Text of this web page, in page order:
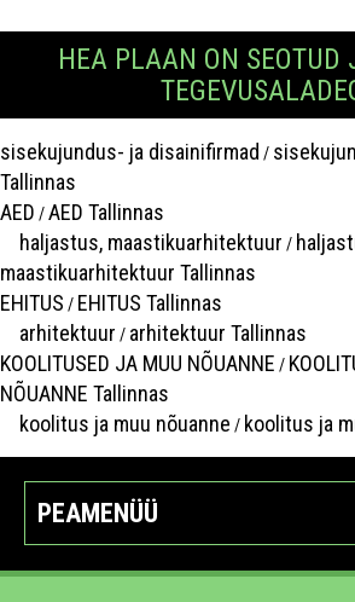
HEA PLAAN ON SEOTUD
sisekujundus- ja disainifirmad /
Tallinnas
AED /AED Tallinnas
haljastus, maastikuarhitektuur /
maastikuarhitektuur Tallinnas
EHITUS / EHITUS Tallinnas
arhitektuur / arhitektuur Tallinnas
KOOLITUSED JA MUU NÕUANNE /
NÕUANNE Tallinnas
koolitus ja muu nõuanne / koolitus ja
PEAMENÜÜ